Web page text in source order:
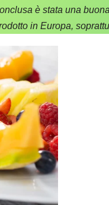
è stata una
in Europa,